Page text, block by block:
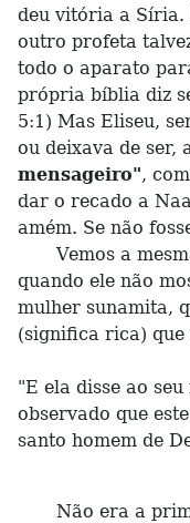
deu vitória a Síria.
outro profeta
todo o aparato
própria bíblia diz
5:1) Mas Eliseu,
ou deixava de ser,
mensageiro",
dar o recado a
amém. Se não
Vemos a
quando ele não
mulher sunamita,
(significa rica)
"E ela disse ao
observado que
santo homem de
Não era a